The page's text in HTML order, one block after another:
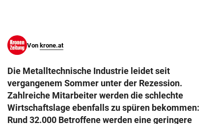
Von krone.at
Die Metalltechnische Industrie leidet seit
vergangenem Sommer unter der Rezession.
Zahlreiche Mitarbeiter werden die schlechte
Wirtschaftslage ebenfalls zu spüren bekommen:
Rund 32.000 Betroffene werden eine geringere